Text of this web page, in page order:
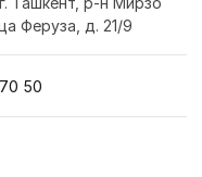
Феруза, д. 21/9
50